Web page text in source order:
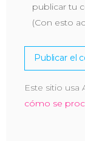
publicar tu
(Con esto
Este sitio usa
cómo se